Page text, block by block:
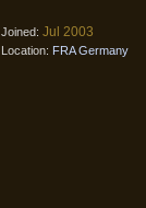
Joined: Jul 2003
Location: FRA Germany